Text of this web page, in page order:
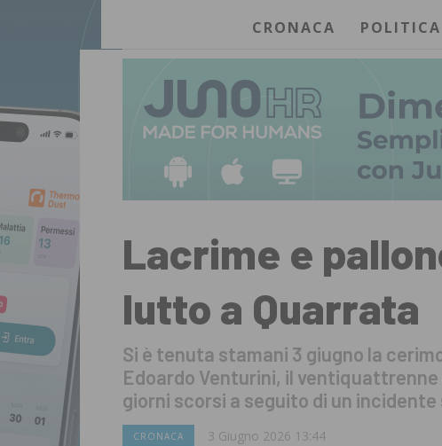
CRONACA POLITICA
Lacrime e
lutto a Quarrata
Si è tenuta stamani 3 giugno la
Edoardo Venturini, il
giorni scorsi a seguito di un
CRONACA 3 Giugno 2026 13:44